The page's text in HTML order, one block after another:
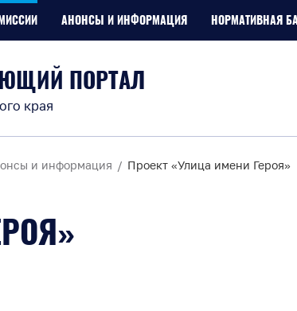
АНОНСЫ И ИНФОРМАЦИЯ НОРМАТИВНАЯ
ПОРТАЛ
края
и информация Проект «Улица имени Героя»